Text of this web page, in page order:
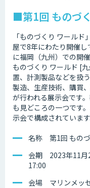
■第1回 ものづ
「ものづくり ワール
屋で8年にわたり開催
に福岡（九州）での開
ものづくり ワールド [
置、計測製品などを扱
製造、生産技術、購買
が行われる展示会です
も見どころの一つです
示会で構成されています
名称 第1回 もの
会期 2023年11月
17:00
会場 マリンメッ